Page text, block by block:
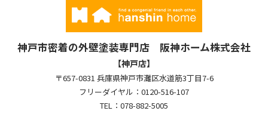
神戸市密着の外壁塗装専門店 阪神ホーム株式会社
【神戸店】
〒657-0831 兵庫県神戸市灘区水道筋3丁目7-6
フリーダイヤル：0120-516-107
TEL：078-882-5005